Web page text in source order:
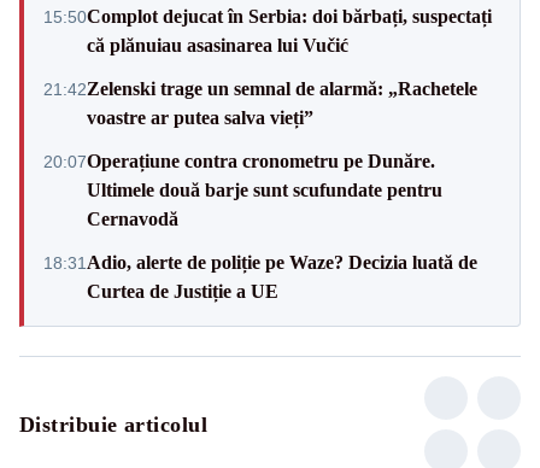
15:50Complot dejucat în Serbia: doi bărbați, suspectați
că plănuiau asasinarea lui Vučić
21:42Zelenski trage un semnal de alarmă: „Rachetele
voastre ar putea salva vieți”
20:07Operațiune contra cronometru pe Dunăre.
Ultimele două barje sunt scufundate pentru
Cernavodă
18:31 Adio, alerte de poliție pe Waze? Decizia luată de
Curtea de Justiție a UE
Distribuie articolul